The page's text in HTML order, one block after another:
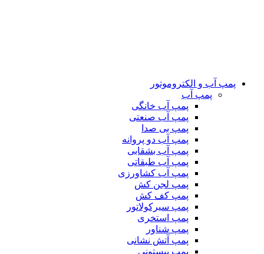
پمپ آب و الکتروموتور
پمپ آب
پمپ آب خانگی
پمپ آب صنعتی
پمپ بی صدا
پمپ آب دو پروانه
پمپ آب بشقابی
پمپ آب طبقاتی
پمپ آب کشاورزی
پمپ لجن کش
پمپ کف کش
پمپ سیرکولاتور
پمپ استخری
پمپ شناور
پمپ آتش نشانی
پمپ پیستونی